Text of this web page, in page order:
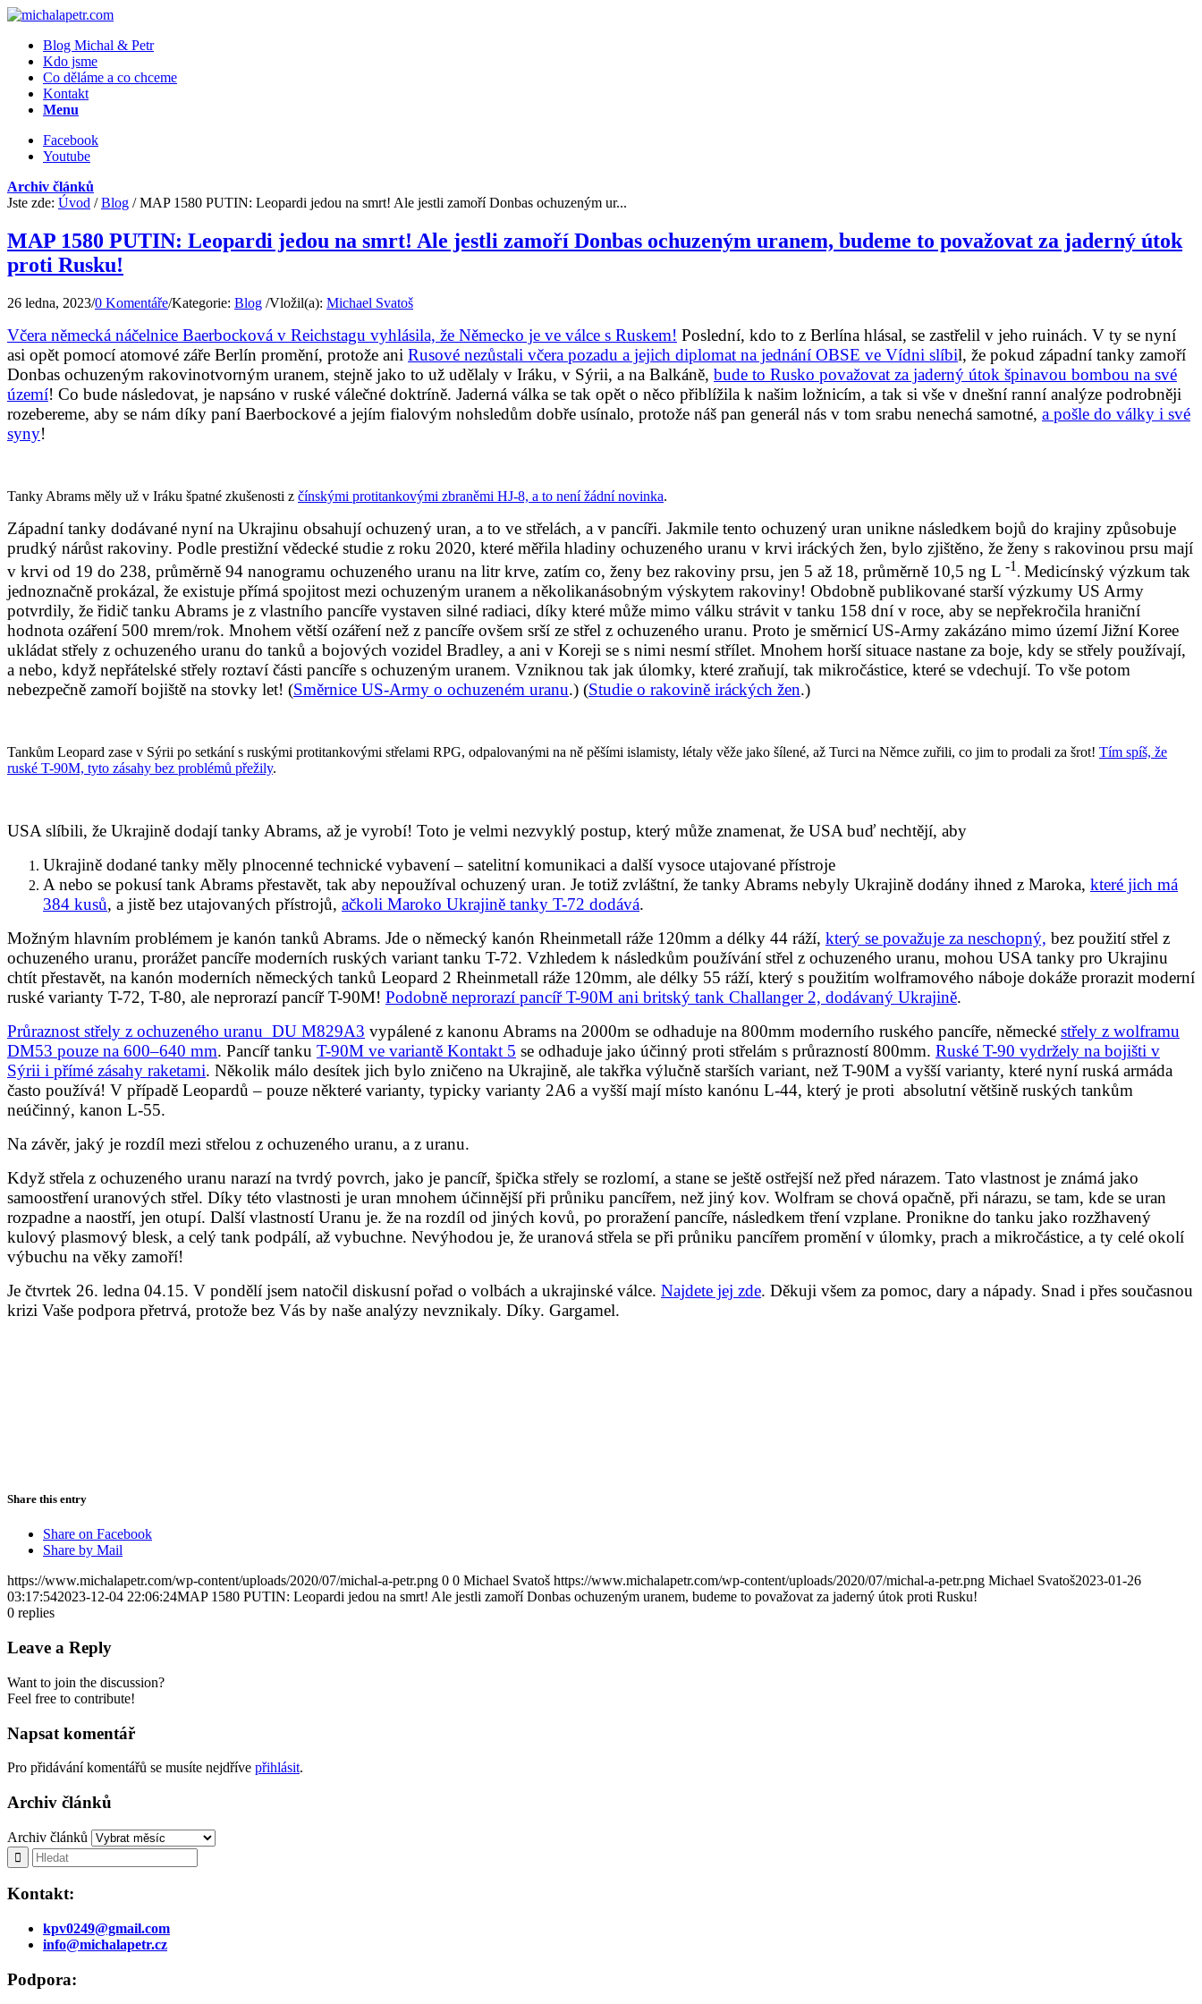
Blog Michal & Petr
Kdo jsme
Co děláme a co chceme
Kontakt
Menu
Facebook
Youtube
Archiv článků
Jste zde: Úvod / Blog / MAP 1580 PUTIN: Leopardi jedou na smrt! Ale jestli zamoří Donbas ochuzeným ur...
MAP 1580 PUTIN: Leopardi jedou na smrt! Ale jestli zamoří Donbas ochuzeným uranem, budeme to považovat za jaderný útok
proti Rusku!
26 ledna, 2023/0 Komentáře/Kategorie: Blog /Vložil(a): Michael Svatoš
Včera německá náčelnice Baerbocková v Reichstagu vyhlásila, že Německo je ve válce s Ruskem! Poslední, kdo to z Berlína hlásal, se zastřelil v jeho ruinách. V ty se nyní
asi opět pomocí atomové záře Berlín promění, protože ani Rusové nezůstali včera pozadu a jejich diplomat na jednání OBSE ve Vídni slíbil, že pokud západní tanky zamoří
Donbas ochuzeným rakovinotvorným uranem, stejně jako to už udělaly v Iráku, v Sýrii, a na Balkáně, bude to Rusko považovat za jaderný útok špinavou bombou na své
území! Co bude následovat, je napsáno v ruské válečné doktríně. Jaderná válka se tak opět o něco přiblížila k našim ložnicím, a tak si vše v dnešní ranní analýze podrobněji
rozebereme, aby se nám díky paní Baerbockové a jejím fialovým nohsledům dobře usínalo, protože náš pan generál nás v tom srabu nenechá samotné, a pošle do války i své
syny!
Tanky Abrams měly už v Iráku špatné zkušenosti z čínskými protitankovými zbraněmi HJ-8, a to není žádní novinka.
Západní tanky dodávané nyní na Ukrajinu obsahují ochuzený uran, a to ve střelách, a v pancíři. Jakmile tento ochuzený uran unikne následkem bojů do krajiny způsobuje
prudký nárůst rakoviny. Podle prestižní vědecké studie z roku 2020, které měřila hladiny ochuzeného uranu v krvi iráckých žen, bylo zjištěno, že ženy s rakovinou prsu mají
v krvi od 19 do 238, průměrně 94 nanogramu ochuzeného uranu na litr krve, zatím co, ženy bez rakoviny prsu, jen 5 až 18, průměrně 10,5 ng L -1 . Medicínský výzkum tak
jednoznačně prokázal, že existuje přímá spojitost mezi ochuzeným uranem a několikanásobným výskytem rakoviny! Obdobně publikované starší výzkumy US Army
potvrdily, že řidič tanku Abrams je z vlastního pancíře vystaven silné radiaci, díky které může mimo válku strávit v tanku 158 dní v roce, aby se nepřekročila hraniční
hodnota ozáření 500 mrem/rok. Mnohem větší ozáření než z pancíře ovšem srší ze střel z ochuzeného uranu. Proto je směrnicí US-Army zakázáno mimo území Jižní Koree
ukládat střely z ochuzeného uranu do tanků a bojových vozidel Bradley, a ani v Koreji se s nimi nesmí střílet. Mnohem horší situace nastane za boje, kdy se střely používají,
a nebo, když nepřátelské střely roztaví části pancíře s ochuzeným uranem. Vzniknou tak jak úlomky, které zraňují, tak mikročástice, které se vdechují. To vše potom
nebezpečně zamoří bojiště na stovky let! (Směrnice US-Army o ochuzeném uranu.) (Studie o rakovině iráckých žen.)
Tankům Leopard zase v Sýrii po setkání s ruskými protitankovými střelami RPG, odpalovanými na ně pěšími islamisty, létaly věže jako šílené, až Turci na Němce zuřili, co jim to prodali za šrot! Tím spíš, že
ruské T-90M, tyto zásahy bez problémů přežily.
USA slíbili, že Ukrajině dodají tanky Abrams, až je vyrobí! Toto je velmi nezvyklý postup, který může znamenat, že USA buď nechtějí, aby
Ukrajině dodané tanky měly plnocenné technické vybavení – satelitní komunikaci a další vysoce utajované přístroje
A nebo se pokusí tank Abrams přestavět, tak aby nepoužíval ochuzený uran. Je totiž zvláštní, že tanky Abrams nebyly Ukrajině dodány ihned z Maroka, které jich má
384 kusů, a jistě bez utajovaných přístrojů, ačkoli Maroko Ukrajině tanky T-72 dodává.
Možným hlavním problémem je kanón tanků Abrams. Jde o německý kanón Rheinmetall ráže 120mm a délky 44 ráží, který se považuje za neschopný, bez použití střel z
ochuzeného uranu, prorážet pancíře moderních ruských variant tanku T-72. Vzhledem k následkům používání střel z ochuzeného uranu, mohou USA tanky pro Ukrajinu
chtít přestavět, na kanón moderních německých tanků Leopard 2 Rheinmetall ráže 120mm, ale délky 55 ráží, který s použitím wolframového náboje dokáže prorazit moderní
ruské varianty T-72, T-80, ale neprorazí pancíř T-90M! Podobně neprorazí pancíř T-90M ani britský tank Challanger 2, dodávaný Ukrajině.
Průraznost střely z ochuzeného uranu DU M829A3 vypálené z kanonu Abrams na 2000m se odhaduje na 800mm moderního ruského pancíře, německé střely z wolframu
DM53 pouze na 600–640 mm. Pancíř tanku T-90M ve variantě Kontakt 5 se odhaduje jako účinný proti střelám s průrazností 800mm. Ruské T-90 vydržely na bojišti v
Sýrii i přímé zásahy raketami. Několik málo desítek jich bylo zničeno na Ukrajině, ale takřka výlučně starších variant, než T-90M a vyšší varianty, které nyní ruská armáda
často používá! V případě Leopardů – pouze některé varianty, typicky varianty 2A6 a vyšší mají místo kanónu L-44, který je proti absolutní většině ruských tankům
neúčinný, kanon L-55.
Na závěr, jaký je rozdíl mezi střelou z ochuzeného uranu, a z uranu.
Když střela z ochuzeného uranu narazí na tvrdý povrch, jako je pancíř, špička střely se rozlomí, a stane se ještě ostřejší než před nárazem. Tato vlastnost je známá jako
samoostření uranových střel. Díky této vlastnosti je uran mnohem účinnější při průniku pancířem, než jiný kov. Wolfram se chová opačně, při nárazu, se tam, kde se uran
rozpadne a naostří, jen otupí. Další vlastností Uranu je. že na rozdíl od jiných kovů, po proražení pancíře, následkem tření vzplane. Pronikne do tanku jako rozžhavený
kulový plasmový blesk, a celý tank podpálí, až vybuchne. Nevýhodou je, že uranová střela se při průniku pancířem promění v úlomky, prach a mikročástice, a ty celé okolí
výbuchu na věky zamoří!
Je čtvrtek 26. ledna 04.15. V pondělí jsem natočil diskusní pořad o volbách a ukrajinské válce. Najdete jej zde. Děkuji všem za pomoc, dary a nápady. Snad i přes současnou
krizi Vaše podpora přetrvá, protože bez Vás by naše analýzy nevznikaly. Díky. Gargamel.
Share this entry
Share on Facebook
Share by Mail
https://www.michalapetr.com/wp-content/uploads/2020/07/michal-a-petr.png 0 0 Michael Svatoš https://www.michalapetr.com/wp-content/uploads/2020/07/michal-a-petr.png Michael Svatoš2023-01-26
03:17:542023-12-04 22:06:24MAP 1580 PUTIN: Leopardi jedou na smrt! Ale jestli zamoří Donbas ochuzeným uranem, budeme to považovat za jaderný útok proti Rusku!
0 replies
Leave a Reply
Want to join the discussion?
Feel free to contribute!
Napsat komentář
Pro přidávání komentářů se musíte nejdříve přihlásit.
Archiv článků
Archiv článků
Kontakt:
kpv0249@gmail.com
info@michalapetr.cz
Podpora: